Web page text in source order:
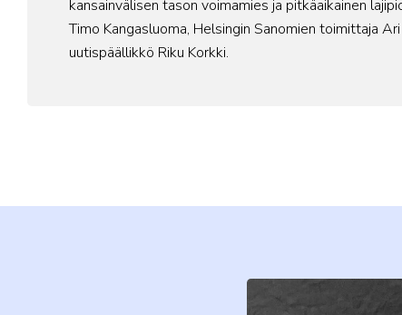
kansainvälisen tason voimamies ja pitkäaikainen
Timo Kangasluoma, Helsingin Sanomien toimittaja
uutispäällikkö Riku Korkki.